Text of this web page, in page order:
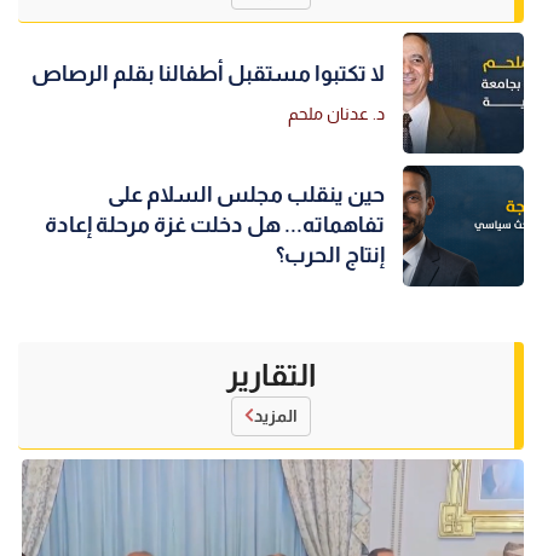
لا تكتبوا مستقبل أطفالنا بقلم الرصاص
د. عدنان ملحم
حين ينقلب مجلس السلام على
تفاهماته... هل دخلت غزة مرحلة إعادة
إنتاج الحرب؟
التقارير
المزيد